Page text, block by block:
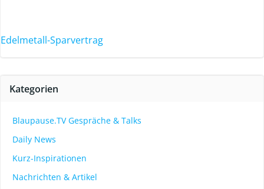
Edelmetall-Sparvertrag
Kategorien
Blaupause.TV Gespräche & Talks
Daily News
Kurz-Inspirationen
Nachrichten & Artikel